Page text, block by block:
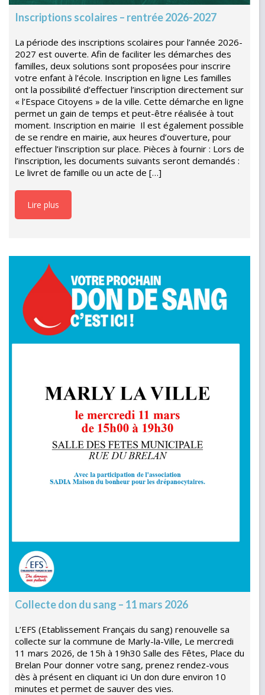
Inscriptions scolaires – rentrée 2026-2027
La période des inscriptions scolaires pour l’année 2026-
2027 est ouverte. Afin de faciliter les démarches des
familles, deux solutions sont proposées pour inscrire
votre enfant à l’école. Inscription en ligne Les familles
ont la possibilité d’effectuer l’inscription directement sur
« l’Espace Citoyens » de la ville. Cette démarche en ligne
permet un gain de temps et peut-être réalisée à tout
moment. Inscription en mairie Il est également possible
de se rendre en mairie, aux heures d’ouverture, pour
effectuer l’inscription sur place. Pièces à fournir : Lors de
l’inscription, les documents suivants seront demandés :
Le livret de famille ou un acte de […]
Lire plus
Collecte don du sang – 11 mars 2026
L’EFS (Etablissement Français du sang) renouvelle sa
collecte sur la commune de Marly-la-Ville, Le mercredi
11 mars 2026, de 15h à 19h30 Salle des Fêtes, Place du
Brelan Pour donner votre sang, prenez rendez-vous
dès à présent en cliquant ici Un don dure environ 10
minutes et permet de sauver des vies.